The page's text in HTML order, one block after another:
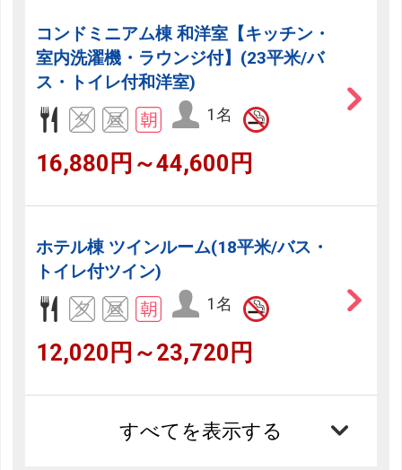
コンドミニアム棟 和洋室【キッチン・
室内洗濯機・ラウンジ付】(23平米/バ
ス・トイレ付和洋室)
1名
16,880円～44,600円
ホテル棟 ツインルーム(18平米/バス・
トイレ付ツイン)
1名
12,020円～23,720円
すべてを表示する